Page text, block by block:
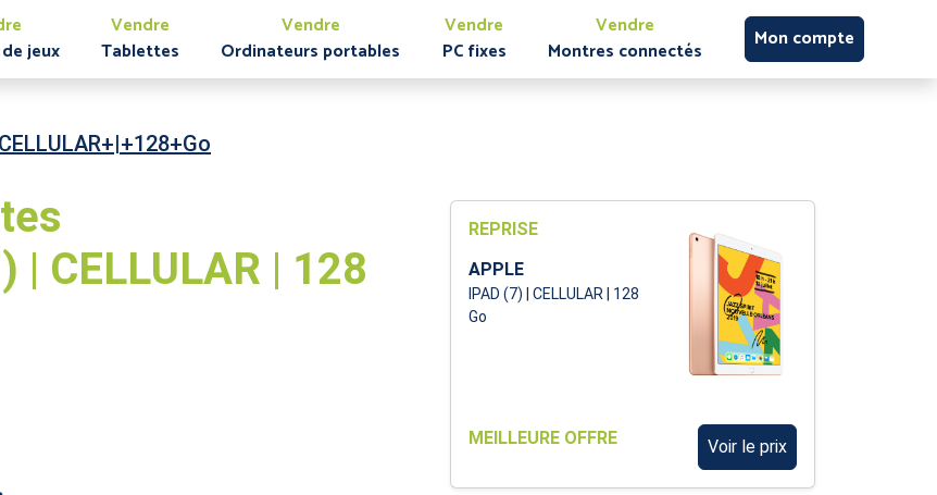
jeux
Vendre
Tablettes
Vendre
Ordinateurs portables
Vendre
PC fixes
Vendre
Montres connectés
Mon compte
| CELLULAR | 128
REPRISE
APPLE
IPAD (7) | CELLULAR | 128
Go
MEILLEURE OFFRE Voir le prix